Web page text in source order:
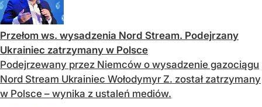
Przełom ws. wysadzenia Nord Stream. Podejrzany
Ukrainiec zatrzymany w Polsce
Podejrzewany przez Niemców o wysadzenie gazociągu
Nord Stream Ukrainiec Wołodymyr Z. został zatrzymany
w Polsce – wynika z ustaleń mediów.